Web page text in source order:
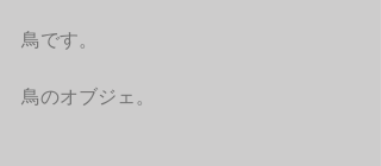
鳥です。
鳥のオブジェ。